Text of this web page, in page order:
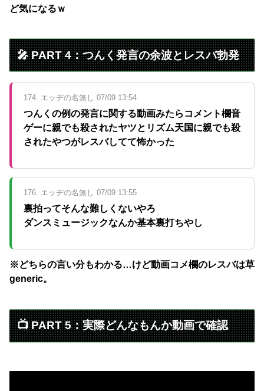
ど気になるｗ
🎤 PART 4：つんく発言の余波とレスバ勃発
174. エッヂの名無し 07/09 13:54
つんくの例の発言に関する動画みたらコメント欄音
ゲーに親でも殺されたヤツとリズム天国に親でも殺
されたやつがレスバしてて怖かった
176. エッヂの名無し 07/09 13:55
裏拍ってそんな難しくないやろ
ダンスミュージックなんか基本裏打ちやし
※どちらの言い分もわかる…けど動画コメ欄のレスバは草
generic。
📺 PART 5：実際どんなもんか動画で確認